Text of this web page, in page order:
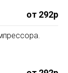
от 292р